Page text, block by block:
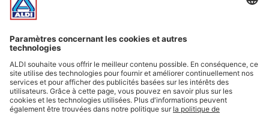
Infos essentielles
Suivez ALDI Belgique